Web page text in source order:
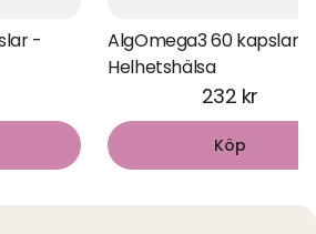
-
AlgOmega3 60 kapslar -
Helhetshälsa
232 kr
Köp